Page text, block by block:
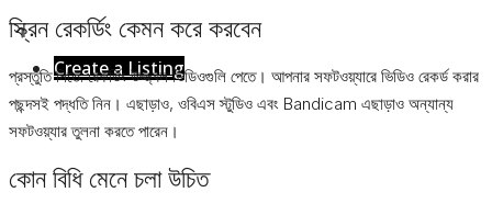
Create a Listing
স্ক্রিন রেকর্ডিং কেমন করে করবেন
প্রস্তুতি নিতে: রেকর্ডিং উজ্জ্বল ভিডিওগুলি পেতে। আপনার সফটওয়্যারে ভিডিও রেকর্ড করার
পছন্দসই পদ্ধতি নিন। এছাড়াও, ওবিএস স্টুডিও এবং Bandicam এছাড়াও অন্যান্য
সফটওয়্যার তুলনা করতে পারেন।
কোন বিধি মেনে চলা উচিত